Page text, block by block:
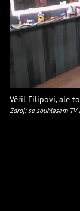
Věřil Filipovi, ale
Zdroj: se souhlasem TV